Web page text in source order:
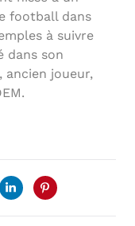
football dans
à suivre
dans son
ancien joueur,